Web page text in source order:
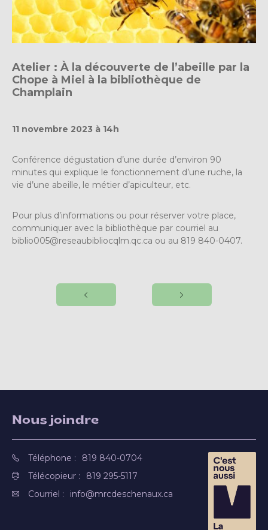
Atelier : À la découverte de l’abeille par la
Chope à Miel à la bibliothèque de
Champlain
11 novembre 2023 à 14h
Conférence dégustation d’une durée d’environ 90
minutes qui explique le fonctionnement d’une ruche, la
vie d’une abeille, le métier d’apiculteur, etc.
Pour plus d’informations ou pour réserver votre place,
communiquer avec la bibliothèque par courriel au
biblio005@reseaubibliocqlm.qc.ca ou au 819 840-0407.
Nous joindre
Téléphone :
819 840-0704
Télécopieur :
819 295-5117
Courriel :
info@mrcdeschenaux.ca